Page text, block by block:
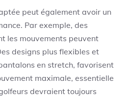
peut également avoir un
Par exemple, des
les mouvements peuvent
designs plus flexibles et
en stretch, favorisent
maximale, essentielle
devraient toujours